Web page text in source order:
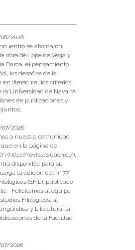
08/2026
se abordaron
obra de Lope de Vega y
Barca, el pensamiento
los desafíos de la
en literatura, los criterios
la Universidad de Navarra
de publicaciones y
07/2026
a nuestra comunidad
en la página de
(http://revistas.uach.cl/),
disponible para su
la edición del n° 77
(EFIL), publicado
Felicitamos al equipo
Filológicos, al
y Literatura, la
de la Facultad
07/2026